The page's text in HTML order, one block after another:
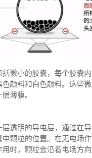
括微小的胶囊，每个胶囊
颜料和白色颜料。这些
薄膜。
透明的导电层，通过在
颗粒的位置。在无电场
时，颗粒会沿着电场方